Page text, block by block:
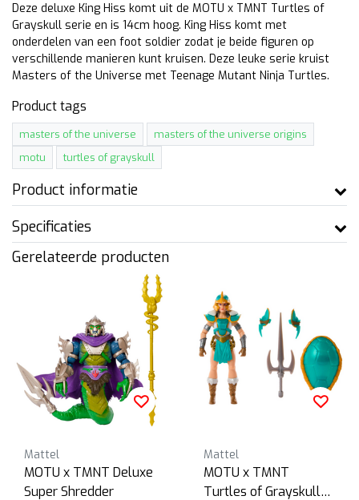
Deze deluxe King Hiss komt uit de MOTU x TMNT Turtles of
Grayskull serie en is 14cm hoog. King Hiss komt met
onderdelen van een foot soldier zodat je beide figuren op
verschillende manieren kunt kruisen. Deze leuke serie kruist
Masters of the Universe met Teenage Mutant Ninja Turtles.
Product tags
masters of the universe
masters of the universe origins
motu
turtles of grayskull
Product informatie
Specificaties
Gerelateerde producten
Mattel
MOTU x TMNT Deluxe
Super Shredder
Mattel
MOTU x TMNT
Turtles of Grayskull